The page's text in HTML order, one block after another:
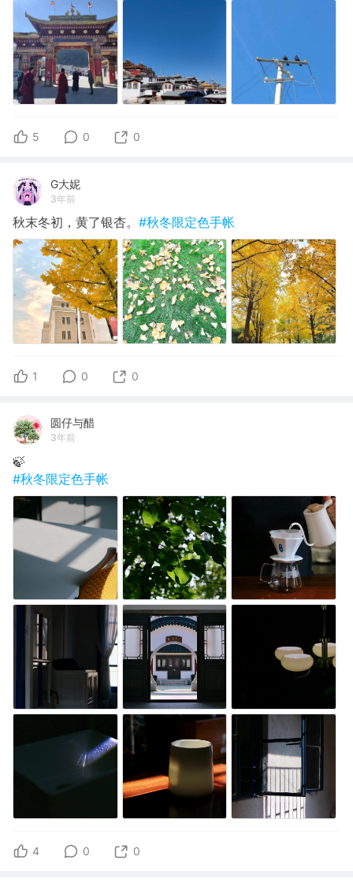
5 0 0
G大妮
3年前
秋末冬初，黄了银杏。 #秋冬限定色手帐
1 0 0
圆仔与醋
3年前
🍃
#秋冬限定色手帐
4 0 0